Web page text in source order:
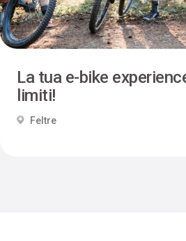
La tua e-bike
limiti!
Feltre